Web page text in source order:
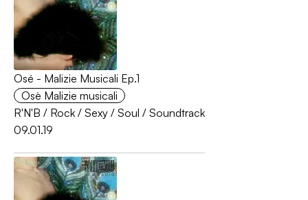
Osé - Malizie Musicali Ep.1
Osè Malizie musicali
R'N'B / Rock / Sexy / Soul / Soundtrack
09.01.19